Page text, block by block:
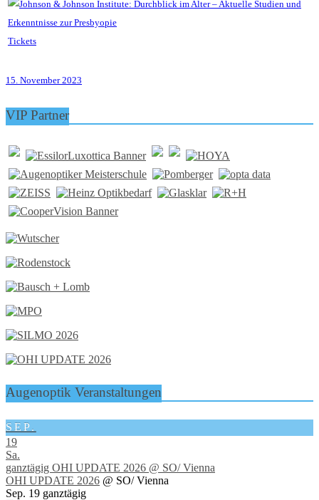
Tickets
15. November 2023
VIP Partner
Augenoptik Veranstaltungen
SEP.
19
Sa.
ganztägig OHI UPDATE 2026 @ SO/ Vienna
OHI UPDATE 2026 @ SO/ Vienna
Sep. 19 ganztägig